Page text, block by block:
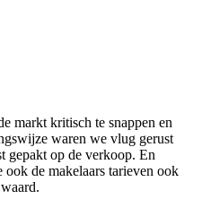
markt kritisch te snappen en
waren we vlug gerust
gepakt op de verkoop. En
de makelaars tarieven ook